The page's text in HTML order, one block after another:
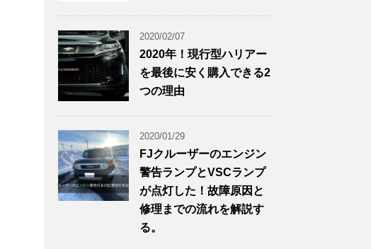
2020/02/07
2020年！現行型ハリアー
を最後に安く購入できる2
つの理由
2020/01/29
FJクルーザーのエンジン
警告ランプとVSCランプ
が点灯した！故障原因と
修理までの流れを解説す
る。